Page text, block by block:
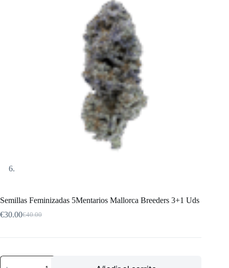
Semillas Feminizadas 5Mentarios Mallorca Breeders 3+1 Uds
€40.00
El
original
€40.00.
€30.00El
actual
€30.00.
Semillas